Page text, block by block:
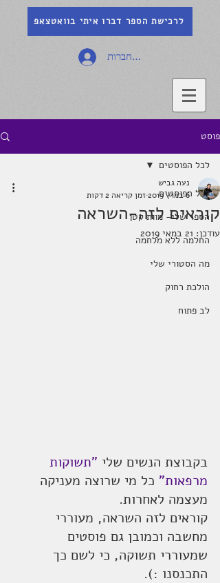
לרכישת הספר דברו איתי בוואטצאפ
להתחברות
פוסט
לכל הפוסטים
הספר שלי- מוות קטן
החלמה ללא מלחמה
מה הסטורי שלי
הולכת רחוק
לב פתוח
לכל הפוסטים
קוראים לזה-השראה
נעה גביש
6 במרץ 2019
זמן קריאה 2 דקות
עודכן: 21 במאי 2019
בקבוצת הנשים שלי "תשוקות
מרפאות" כל מי שרוצה מעניקה
מעצמה לאחרות.
קוראים לזה השראה, מעוררי
מחשבה וכמובן גם פוסטים
שמעוררי תשוקה, כי לשם כך
התכנסנו :).